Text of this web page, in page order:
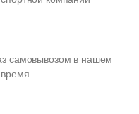
самовывозом в нашем